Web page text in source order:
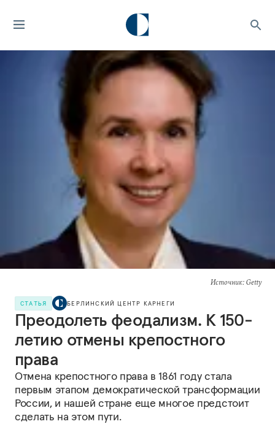
Источник: Getty
СТАТЬЯ БЕРЛИНСКИЙ ЦЕНТР КАРНЕГИ
Преодолеть феодализм. К 150-
летию отмены крепостного
права
Отмена крепостного права в 1861 году стала
первым этапом демократической трансформации
России, и нашей стране еще многое предстоит
сделать на этом пути.